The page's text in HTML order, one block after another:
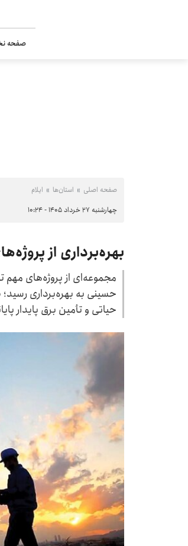
صفحه
صفحه اصلی استان‌ها ایلام
چهارشنبه ۲۷ خرداد ۱۴۰۵ - ۱۰:۲۴
بهره‌برداری از
مجموعه‌ای از پروژه‌های مهم
حسینی به بهره‌برداری
حیاتی و تأمین برق پایدار